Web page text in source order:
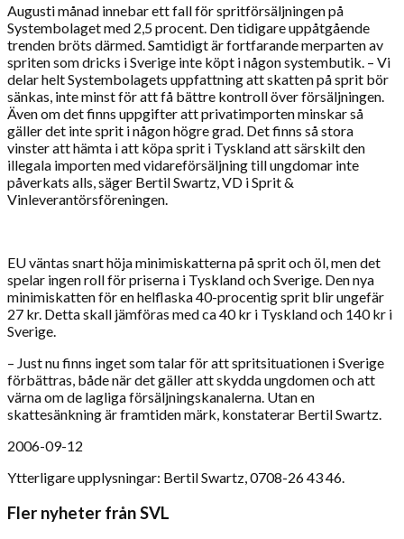
Augusti månad innebar ett fall för spritförsäljningen på
Systembolaget med 2,5 procent. Den tidigare uppåtgående
trenden bröts därmed. Samtidigt är fortfarande merparten av
spriten som dricks i Sverige inte köpt i någon systembutik. – Vi
delar helt Systembolagets uppfattning att skatten på sprit bör
sänkas, inte minst för att få bättre kontroll över försäljningen.
Även om det finns uppgifter att privatimporten minskar så
gäller det inte sprit i någon högre grad. Det finns så stora
vinster att hämta i att köpa sprit i Tyskland att särskilt den
illegala importen med vidareförsäljning till ungdomar inte
påverkats alls, säger Bertil Swartz, VD i Sprit &
Vinleverantörsföreningen.
EU väntas snart höja minimiskatterna på sprit och öl, men det
spelar ingen roll för priserna i Tyskland och Sverige. Den nya
minimiskatten för en helflaska 40-procentig sprit blir ungefär
27 kr. Detta skall jämföras med ca 40 kr i Tyskland och 140 kr i
Sverige.
– Just nu finns inget som talar för att spritsituationen i Sverige
förbättras, både när det gäller att skydda ungdomen och att
värna om de lagliga försäljningskanalerna. Utan en
skattesänkning är framtiden märk, konstaterar Bertil Swartz.
2006-09-12
Ytterligare upplysningar: Bertil Swartz, 0708-26 43 46.
Fler nyheter från SVL